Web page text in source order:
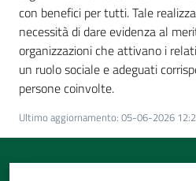
con benefici per tutti. Tale
necessità di dare evidenza al
organizzazioni che attivano i
un ruolo sociale e adeguati
persone coinvolte.
Ultimo aggiornamento: 05-06-2026